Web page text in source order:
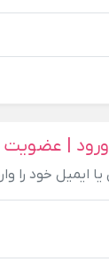
ورود | عضویت
ایمیل خود را